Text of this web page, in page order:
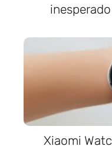
Xiaomi